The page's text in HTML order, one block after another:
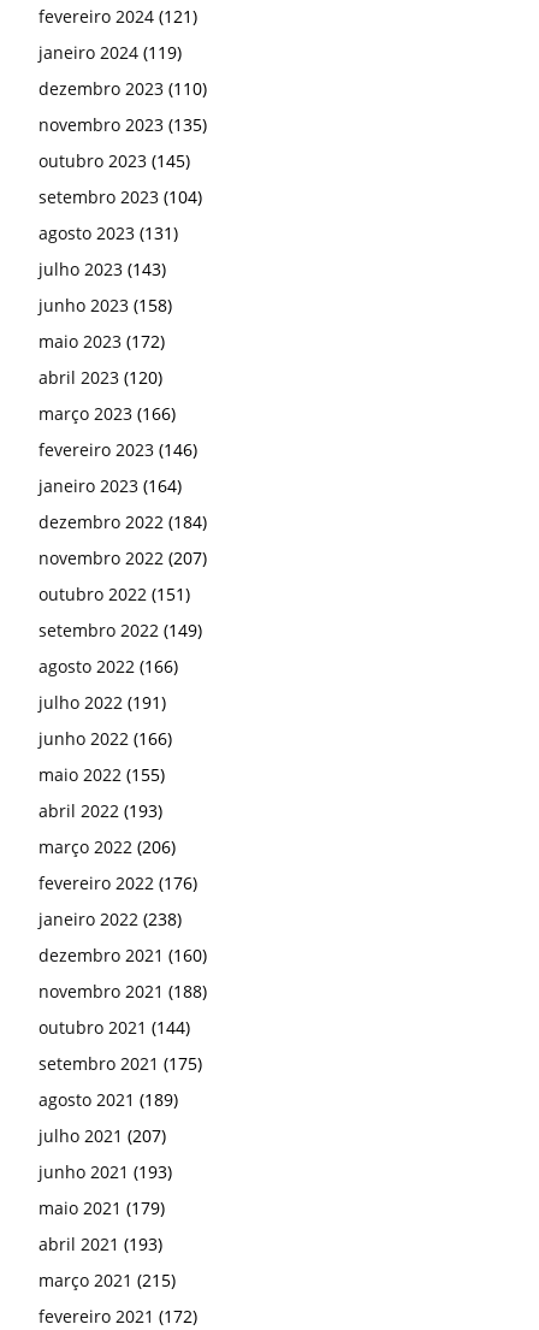
fevereiro 2024 (121)
janeiro 2024 (119)
dezembro 2023 (110)
novembro 2023 (135)
outubro 2023 (145)
setembro 2023 (104)
agosto 2023 (131)
julho 2023 (143)
junho 2023 (158)
maio 2023 (172)
abril 2023 (120)
março 2023 (166)
fevereiro 2023 (146)
janeiro 2023 (164)
dezembro 2022 (184)
novembro 2022 (207)
outubro 2022 (151)
setembro 2022 (149)
agosto 2022 (166)
julho 2022 (191)
junho 2022 (166)
maio 2022 (155)
abril 2022 (193)
março 2022 (206)
fevereiro 2022 (176)
janeiro 2022 (238)
dezembro 2021 (160)
novembro 2021 (188)
outubro 2021 (144)
setembro 2021 (175)
agosto 2021 (189)
julho 2021 (207)
junho 2021 (193)
maio 2021 (179)
abril 2021 (193)
março 2021 (215)
fevereiro 2021 (172)